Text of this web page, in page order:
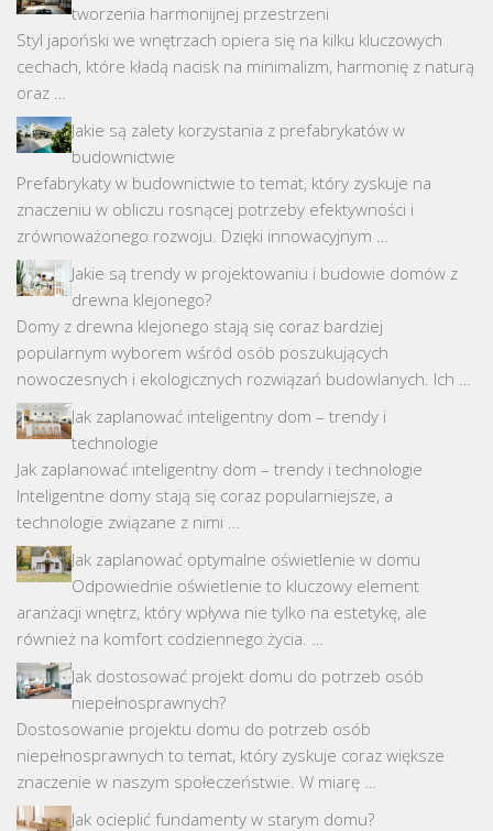
tworzenia harmonijnej przestrzeni
Styl japoński we wnętrzach opiera się na kilku kluczowych
cechach, które kładą nacisk na minimalizm, harmonię z naturą
oraz …
Jakie są zalety korzystania z prefabrykatów w
budownictwie
Prefabrykaty w budownictwie to temat, który zyskuje na
znaczeniu w obliczu rosnącej potrzeby efektywności i
zrównoważonego rozwoju. Dzięki innowacyjnym …
Jakie są trendy w projektowaniu i budowie domów z
drewna klejonego?
Domy z drewna klejonego stają się coraz bardziej
popularnym wyborem wśród osób poszukujących
nowoczesnych i ekologicznych rozwiązań budowlanych. Ich …
Jak zaplanować inteligentny dom – trendy i
technologie
Jak zaplanować inteligentny dom – trendy i technologie
Inteligentne domy stają się coraz popularniejsze, a
technologie związane z nimi …
Jak zaplanować optymalne oświetlenie w domu
Odpowiednie oświetlenie to kluczowy element
aranżacji wnętrz, który wpływa nie tylko na estetykę, ale
również na komfort codziennego życia. …
Jak dostosować projekt domu do potrzeb osób
niepełnosprawnych?
Dostosowanie projektu domu do potrzeb osób
niepełnosprawnych to temat, który zyskuje coraz większe
znaczenie w naszym społeczeństwie. W miarę …
Jak ocieplić fundamenty w starym domu?